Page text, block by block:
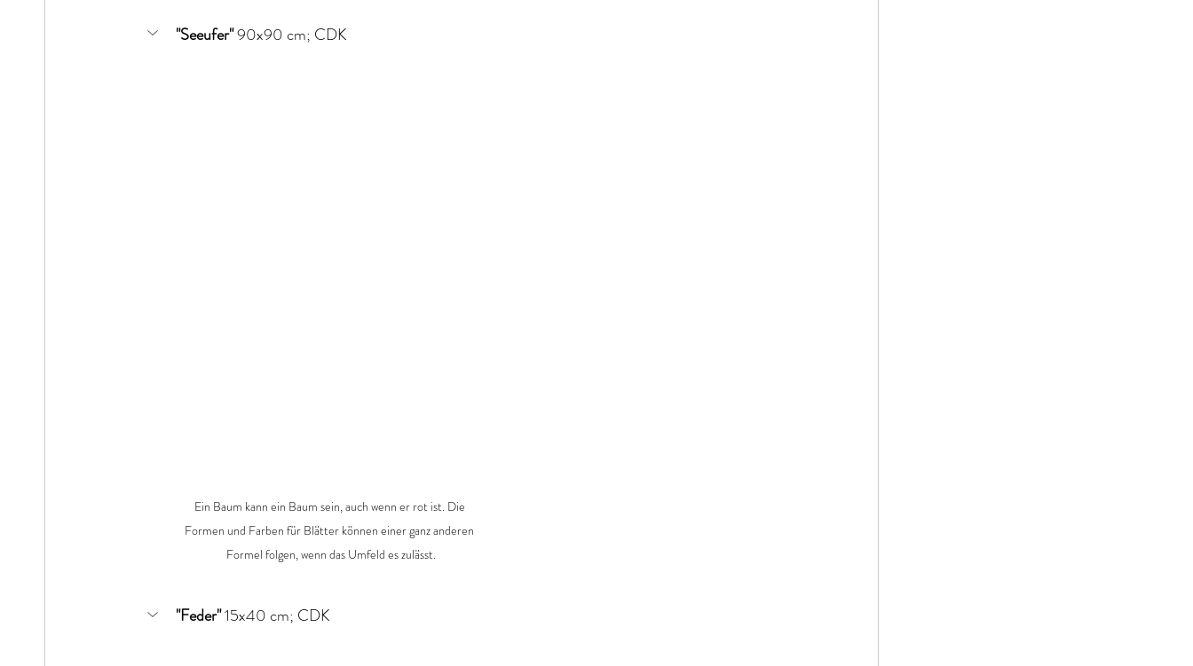
"Seeufer" 90x90 cm; CDK
Ein Baum kann ein Baum sein, auch wenn er rot ist. Die
Formen und Farben für Blätter können einer ganz anderen
Formel folgen, wenn das Umfeld es zulässt.
"Feder" 15x40 cm; CDK